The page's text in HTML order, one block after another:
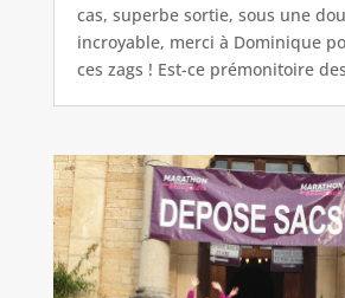
cas, superbe sortie, sous une
incroyable, merci à Dominique
ces zags ! Est-ce prémonitoire